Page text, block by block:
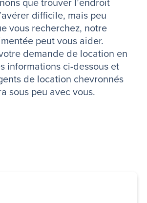
difficile, mais peu
vous recherchez, notre
peut vous aider.
demande de location en
informations ci-dessous et
de location chevronnés
sous peu avec vous.